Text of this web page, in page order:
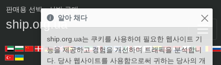
판매용 선박• 선박 구매
ship.org.ua알아 채다
ship.org.ua는 쿠키를 사용하여 필요한 웹사이트 기
능을 제공하고 경험을 개선하며 트래픽을 분석합니
다. 당사 웹사이트를 사용함으로써 귀하는 당사의 개